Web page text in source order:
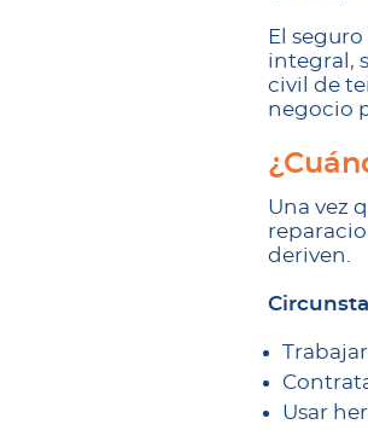
El
integral,
civil de
negocio
Una vez
deriven.
Usar